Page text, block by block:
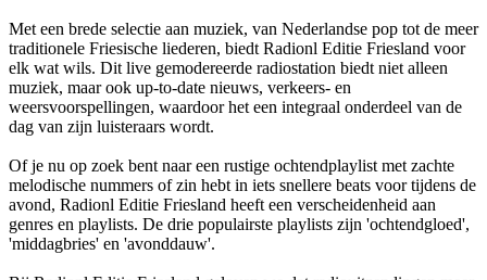
Met een brede selectie aan muziek, van Nederlandse pop tot de meer
traditionele Friesische liederen, biedt Radionl Editie Friesland voor
elk wat wils. Dit live gemodereerde radiostation biedt niet alleen
muziek, maar ook up-to-date nieuws, verkeers- en
weersvoorspellingen, waardoor het een integraal onderdeel van de
dag van zijn luisteraars wordt.
Of je nu op zoek bent naar een rustige ochtendplaylist met zachte
melodische nummers of zin hebt in iets snellere beats voor tijdens de
avond, Radionl Editie Friesland heeft een verscheidenheid aan
genres en playlists. De drie populairste playlists zijn 'ochtendgloed',
'middagbries' en 'avonddauw'.